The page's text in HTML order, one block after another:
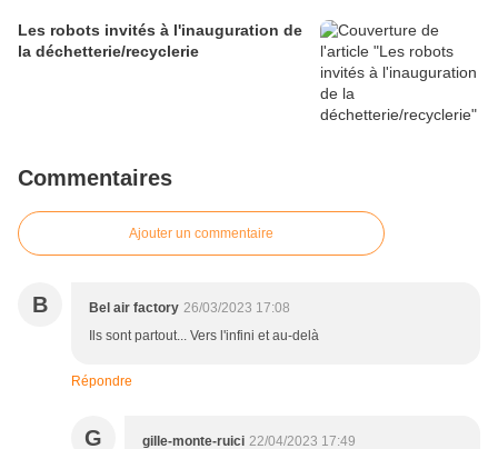
Les robots invités à l'inauguration de
la déchetterie/recyclerie
Commentaires
Ajouter un commentaire
B Bel air factory 26/03/2023 17:08
Ils sont partout... Vers l'infini et au-delà
Répondre
G gille-monte-ruici 22/04/2023 17:49